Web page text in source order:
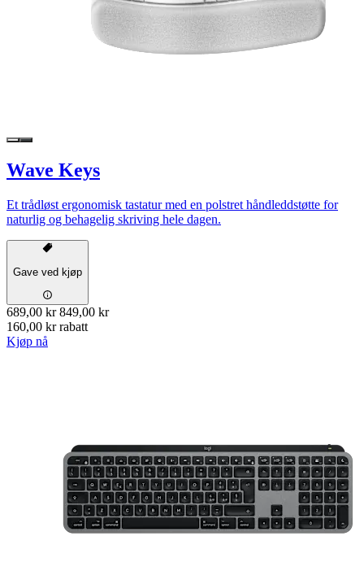
Wave Keys
Et trådløst ergonomisk tastatur med en polstret håndleddstøtte for
naturlig og behagelig skriving hele dagen.
Gave ved kjøp
689,00 kr 849,00 kr
160,00 kr rabatt
Kjøp nå